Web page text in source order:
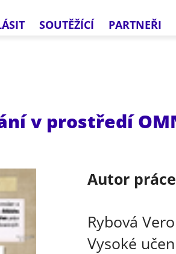
SOUTĚŽÍCÍ PARTNEŘI
v prostředí
Autor práce
Rybová
Vysoké